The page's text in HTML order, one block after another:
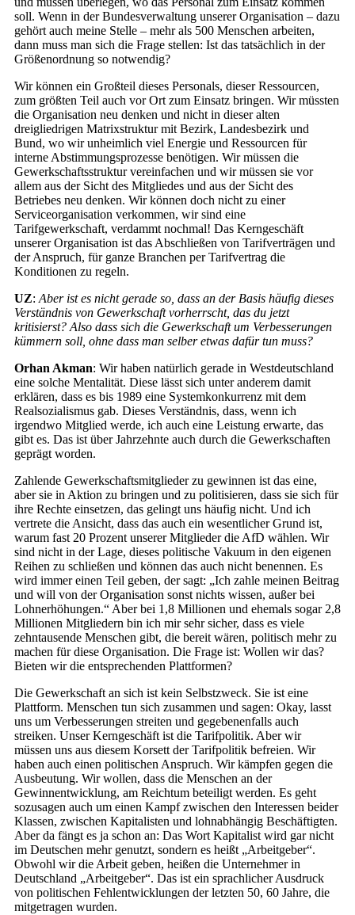
soll. Wenn in der Bundesverwaltung unserer Organisation – dazu
gehört auch meine Stelle – mehr als 500 Menschen arbeiten,
dann muss man sich die Frage stellen: Ist das tatsächlich in der
Größenordnung so notwendig?
Wir können ein Großteil dieses Personals, dieser Ressourcen,
zum größten Teil auch vor Ort zum Einsatz bringen. Wir müssten
die Organisation neu denken und nicht in dieser alten
dreigliedrigen Matrixstruktur mit Bezirk, Landesbezirk und
Bund, wo wir unheimlich viel Energie und Ressourcen für
interne Abstimmungsprozesse benötigen. Wir müssen die
Gewerkschaftsstruktur vereinfachen und wir müssen sie vor
allem aus der Sicht des Mitgliedes und aus der Sicht des
Betriebes neu denken. Wir können doch nicht zu einer
Serviceorganisation verkommen, wir sind eine
Tarifgewerkschaft, verdammt nochmal! Das Kerngeschäft
unserer Organisation ist das Abschließen von Tarifverträgen und
der Anspruch, für ganze Branchen per Tarifvertrag die
Konditionen zu regeln.
UZ: Aber ist es nicht gerade so, dass an der Basis häufig dieses
Verständnis von Gewerkschaft vorherrscht, das du jetzt
kritisierst? Also dass sich die Gewerkschaft um Verbesserungen
kümmern soll, ohne dass man selber etwas dafür tun muss?
Orhan Akman: Wir haben natürlich gerade in Westdeutschland
eine solche Mentalität. Diese lässt sich unter anderem damit
erklären, dass es bis 1989 eine Systemkonkurrenz mit dem
Realsozialismus gab. Dieses Verständnis, dass, wenn ich
irgendwo Mitglied werde, ich auch eine Leistung erwarte, das
gibt es. Das ist über Jahrzehnte auch durch die Gewerkschaften
geprägt worden.
Zahlende Gewerkschaftsmitglieder zu gewinnen ist das eine,
aber sie in Aktion zu bringen und zu politisieren, dass sie sich für
ihre Rechte einsetzen, das gelingt uns häufig nicht. Und ich
vertrete die Ansicht, dass das auch ein wesentlicher Grund ist,
warum fast 20 Prozent unserer Mitglieder die AfD wählen. Wir
sind nicht in der Lage, dieses politische Vakuum in den eigenen
Reihen zu schließen und können das auch nicht benennen. Es
wird immer einen Teil geben, der sagt: „Ich zahle meinen Beitrag
und will von der Organisation sonst nichts wissen, außer bei
Lohnerhöhungen.“ Aber bei 1,8 Millionen und ehemals sogar 2,8
Millionen Mitgliedern bin ich mir sehr sicher, dass es viele
zehntausende Menschen gibt, die bereit wären, politisch mehr zu
machen für diese Organisation. Die Frage ist: Wollen wir das?
Bieten wir die entsprechenden Plattformen?
Die Gewerkschaft an sich ist kein Selbstzweck. Sie ist eine
Plattform. Menschen tun sich zusammen und sagen: Okay, lasst
uns um Verbesserungen streiten und gegebenenfalls auch
streiken. Unser Kerngeschäft ist die Tarifpolitik. Aber wir
müssen uns aus diesem Korsett der Tarifpolitik befreien. Wir
haben auch einen politischen Anspruch. Wir kämpfen gegen die
Ausbeutung. Wir wollen, dass die Menschen an der
Gewinnentwicklung, am Reichtum beteiligt werden. Es geht
sozusagen auch um einen Kampf zwischen den Interessen beider
Klassen, zwischen Kapitalisten und lohnabhängig Beschäftigten.
Aber da fängt es ja schon an: Das Wort Kapitalist wird gar nicht
im Deutschen mehr genutzt, sondern es heißt „Arbeitgeber“.
Obwohl wir die Arbeit geben, heißen die Unternehmer in
Deutschland „Arbeitgeber“. Das ist ein sprachlicher Ausdruck
von politischen Fehlentwicklungen der letzten 50, 60 Jahre, die
mitgetragen wurden.